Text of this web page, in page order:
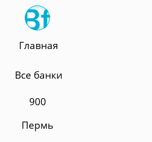
Главная
Все банки
900
Пермь